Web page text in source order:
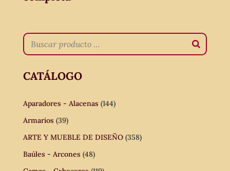
CATÁLOGO
Aparadores - Alacenas (144)
Armarios (39)
ARTE Y MUEBLE DE DISEÑO (358)
Baúles - Arcones (48)